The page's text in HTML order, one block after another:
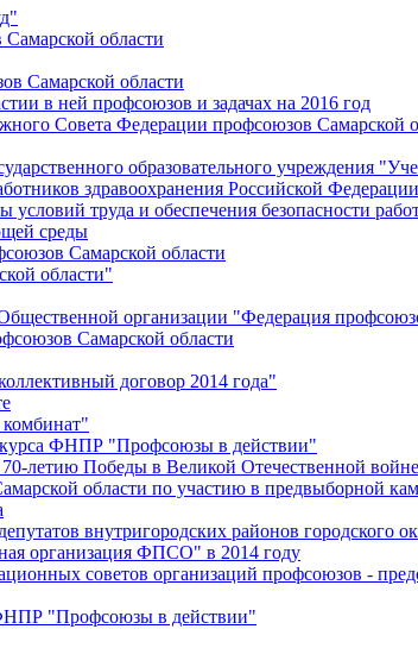
области
Самарской области
в ней профсоюзов и задачах на 2016 год
Совета Федерации профсоюзов Самарской
образовательного учреждения
здравоохранения Российской
труда и обеспечения безопасности
среды
Самарской области
области"
организации "Федерация
Самарской области
договор 2014 года"
ФНПР "Профсоюзы в действии"
летию Победы в Великой Отечественной
области по участию в предвыборной
внутригородских районов городского
организация ФПСО" в 2014 году
советов организаций профсоюзов -
ФНПР "Профсоюзы в действии"